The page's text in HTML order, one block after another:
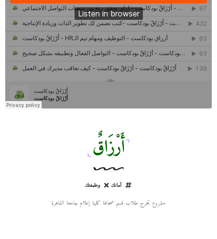
كل ما تريد معرفته عن مشروع "رواد 2030″
مركز جروان للثقافة والفنون | نموذج المركز القروي الريادي في الثقافة
أَرْزَاقٌ
أمانك وظيفتك
مشروع تخرج طلاب قسم صحافة كلية إعلام جامعة القاهرة